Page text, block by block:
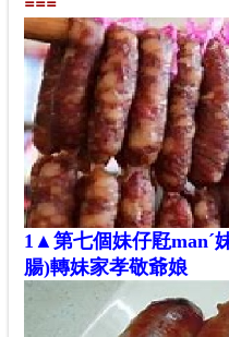
===
1 ▲ 第七個妹仔屘manˊ
腸)轉妹家孝敬爺娘